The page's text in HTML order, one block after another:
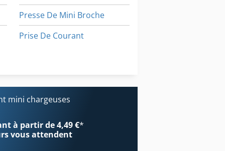
Presse De Mini Broche
Prise De Courant
mini chargeuses
à partir de 4,49 €*
vous attendent